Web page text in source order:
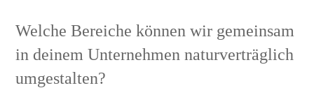
Welche Bereiche können wir gemeinsam
in deinem Unternehmen naturverträglich
umgestalten?